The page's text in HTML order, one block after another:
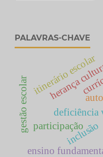
PALAVRAS-CHAVE
deficiência
inclusão
herança
itinerário escolar
ensino
participação
gestão escolar